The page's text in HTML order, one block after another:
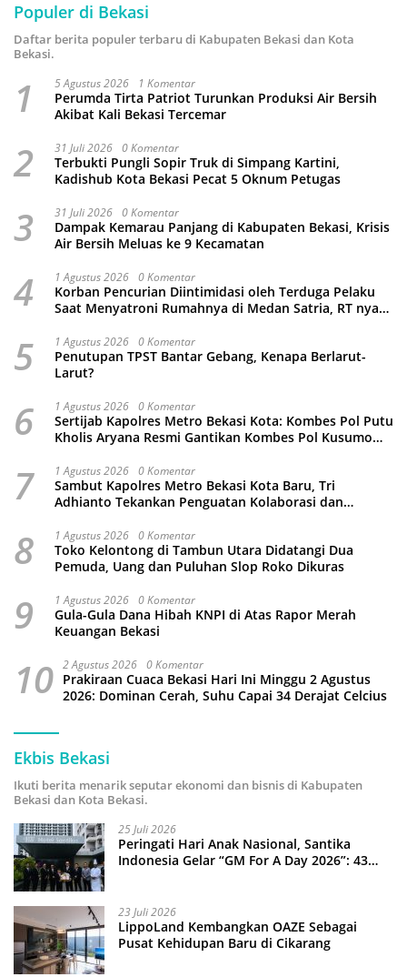
Populer di Bekasi
Daftar berita populer terbaru di Kabupaten Bekasi dan Kota
Bekasi.
1 5 Agustus 2026 1 Komentar
Perumda Tirta Patriot Turunkan Produksi Air Bersih
Akibat Kali Bekasi Tercemar
2 31 Juli 2026 0 Komentar
Terbukti Pungli Sopir Truk di Simpang Kartini,
Kadishub Kota Bekasi Pecat 5 Oknum Petugas
3 31 Juli 2026 0 Komentar
Dampak Kemarau Panjang di Kabupaten Bekasi, Krisis
Air Bersih Meluas ke 9 Kecamatan
4 1 Agustus 2026 0 Komentar
Korban Pencurian Diintimidasi oleh Terduga Pelaku
Saat Menyatroni Rumahnya di Medan Satria, RT nya
5 1 Agustus 2026 0 Komentar
Penutupan TPST Bantar Gebang, Kenapa Berlarut-
Larut?
6 1 Agustus 2026 0 Komentar
Sertijab Kapolres Metro Bekasi Kota: Kombes Pol Putu
Kholis Aryana Resmi Gantikan Kombes Pol Kusumo
7 1 Agustus 2026 0 Komentar
Sambut Kapolres Metro Bekasi Kota Baru, Tri
Adhianto Tekankan Penguatan Kolaborasi dan
8 1 Agustus 2026 0 Komentar
Toko Kelontong di Tambun Utara Didatangi Dua
Pemuda, Uang dan Puluhan Slop Roko Dikuras
9 1 Agustus 2026 0 Komentar
Gula-Gula Dana Hibah KNPI di Atas Rapor Merah
Keuangan Bekasi
10 2 Agustus 2026 0 Komentar
Prakiraan Cuaca Bekasi Hari Ini Minggu 2 Agustus
2026: Dominan Cerah, Suhu Capai 34 Derajat Celcius
Ekbis Bekasi
Ikuti berita menarik seputar ekonomi dan bisnis di Kabupaten
Bekasi dan Kota Bekasi.
25 Juli 2026
Peringati Hari Anak Nasional, Santika
Indonesia Gelar “GM For A Day 2026”: 43
23 Juli 2026
LippoLand Kembangkan OAZE Sebagai
Pusat Kehidupan Baru di Cikarang